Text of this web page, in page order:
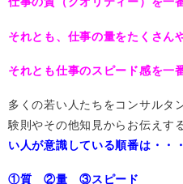
それとも、仕事の量をたくさん
それとも仕事のスピード感を一
多くの若い人たちをコンサルタ
験則やその他知見からお伝えす
い人が意識している順番は・・・
①質 ②量 ③スピード